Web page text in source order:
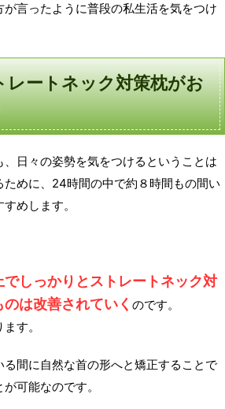
言ったように普段の私生活を気をつけ
ートネック対策枕がお
日々の姿勢を気をつけるということは
めに、24時間の中で約８時間もの間い
めします。
しっかりとストレートネック対
は改善されていく のです。
す。
間に自然な首の形へと矯正することで
可能なのです。